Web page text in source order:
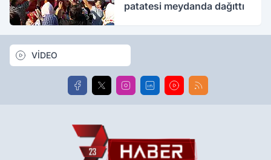
patatesi meydanda dağıttı
VİDEO